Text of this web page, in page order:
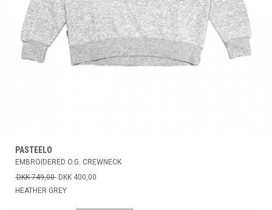
PASTEELO
EMBROIDERED O.G. CREWNECK
DKK 749,00 DKK 400,00
HEATHER GREY